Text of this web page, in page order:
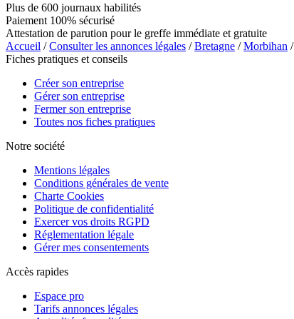
Plus de 600 journaux habilités
Paiement 100% sécurisé
Attestation de parution pour le greffe immédiate et gratuite
Accueil /Consulter les annonces légales /Bretagne /Morbihan
Fiches pratiques et conseils
Créer son entreprise
Gérer son entreprise
Fermer son entreprise
Toutes nos fiches pratiques
Notre société
Mentions légales
Conditions générales de vente
Charte Cookies
Politique de confidentialité
Exercer vos droits RGPD
Réglementation légale
Gérer mes consentements
Accès rapides
Espace pro
Tarifs annonces légales